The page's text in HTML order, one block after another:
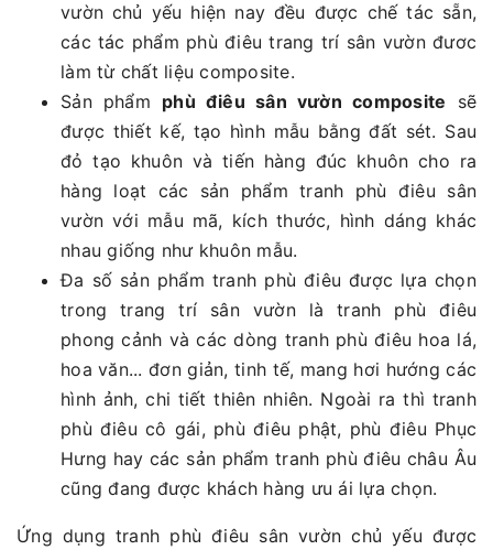
vườn chủ yếu hiện nay đều được chế tác sẵn,
các tác phẩm phù điêu trang trí sân vườn đươc
làm từ chất liệu composite.
Sản phẩm phù điêu sân vườn composite sẽ
được thiết kế, tạo hình mẫu bằng đất sét. Sau
đỏ tạo khuôn và tiến hàng đúc khuôn cho ra
hàng loạt các sản phẩm tranh phù điêu sân
vườn với mẫu mã, kích thước, hình dáng khác
nhau giống như khuôn mẫu.
Đa số sản phẩm tranh phù điêu được lựa chọn
trong trang trí sân vườn là tranh phù điêu
phong cảnh và các dòng tranh phù điêu hoa lá,
hoa văn... đơn giản, tinh tế, mang hơi hướng các
hình ảnh, chi tiết thiên nhiên. Ngoài ra thì tranh
phù điêu cô gái, phù điêu phật, phù điêu Phục
Hưng hay các sản phẩm tranh phù điêu châu Âu
cũng đang được khách hàng ưu ái lựa chọn.
Ứng dụng tranh phù điêu sân vườn chủ yếu được